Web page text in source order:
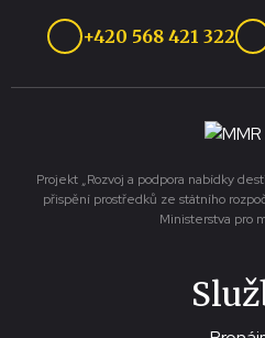
+420 568 421 322
Projekt „Rozvoj a podpora nabídky
přispění prostředků ze státního
Ministerstva pro